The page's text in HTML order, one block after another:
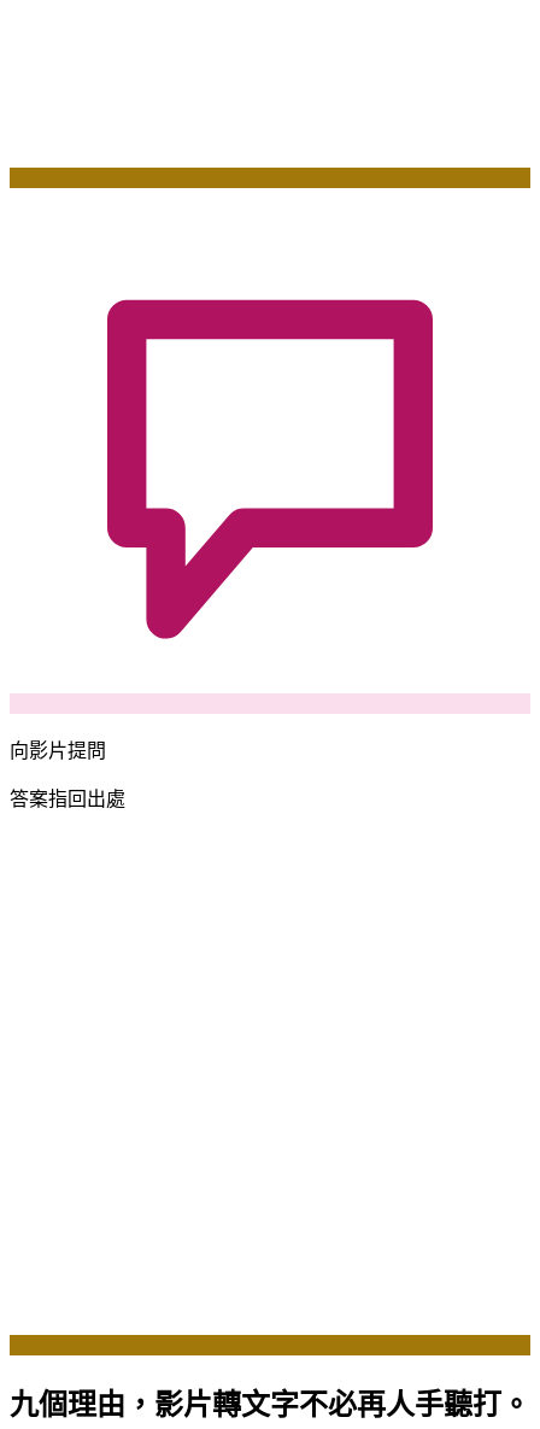
向影片提問
答案指回出處
九個理由，影片轉文字不必再人手聽打。